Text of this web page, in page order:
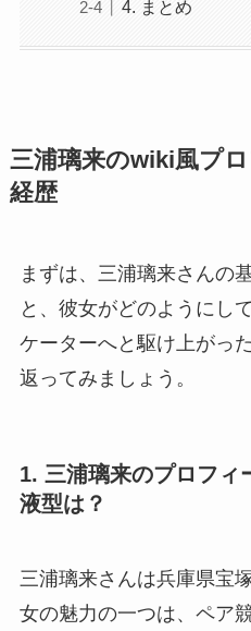
4. まとめ
三浦璃来のwiki風プ
経歴
まずは、三浦璃来さんの
と、彼女がどのようにし
ケーターへと駆け上がっ
返ってみましょう。
1. 三浦璃来のプロフィ
液型は？
三浦璃来さんは兵庫県宝
女の魅力の一つは、ペア